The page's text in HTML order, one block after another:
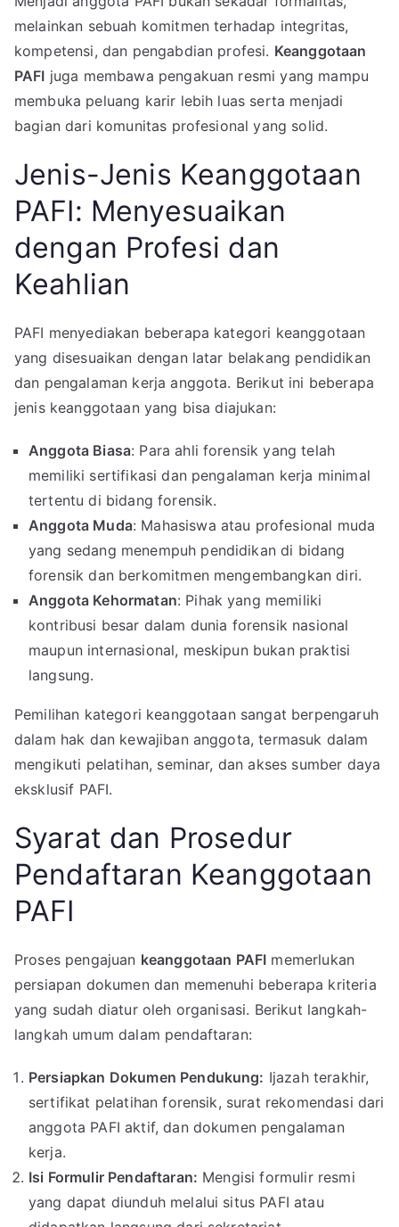
melainkan sebuah komitmen terhadap integritas,
kompetensi, dan pengabdian profesi. Keanggotaan
PAFI juga membawa pengakuan resmi yang mampu
membuka peluang karir lebih luas serta menjadi
bagian dari komunitas profesional yang solid.
Jenis-Jenis Keanggotaan
PAFI: Menyesuaikan
dengan Profesi dan
Keahlian
PAFI menyediakan beberapa kategori keanggotaan
yang disesuaikan dengan latar belakang pendidikan
dan pengalaman kerja anggota. Berikut ini beberapa
jenis keanggotaan yang bisa diajukan:
Anggota Biasa: Para ahli forensik yang telah
memiliki sertifikasi dan pengalaman kerja minimal
tertentu di bidang forensik.
Anggota Muda: Mahasiswa atau profesional muda
yang sedang menempuh pendidikan di bidang
forensik dan berkomitmen mengembangkan diri.
Anggota Kehormatan: Pihak yang memiliki
kontribusi besar dalam dunia forensik nasional
maupun internasional, meskipun bukan praktisi
langsung.
Pemilihan kategori keanggotaan sangat berpengaruh
dalam hak dan kewajiban anggota, termasuk dalam
mengikuti pelatihan, seminar, dan akses sumber daya
eksklusif PAFI.
Syarat dan Prosedur
Pendaftaran Keanggotaan
PAFI
Proses pengajuan keanggotaan PAFI memerlukan
persiapan dokumen dan memenuhi beberapa kriteria
yang sudah diatur oleh organisasi. Berikut langkah-
langkah umum dalam pendaftaran:
Persiapkan Dokumen Pendukung: Ijazah terakhir,
sertifikat pelatihan forensik, surat rekomendasi dari
anggota PAFI aktif, dan dokumen pengalaman
kerja.
Isi Formulir Pendaftaran: Mengisi formulir resmi
yang dapat diunduh melalui situs PAFI atau